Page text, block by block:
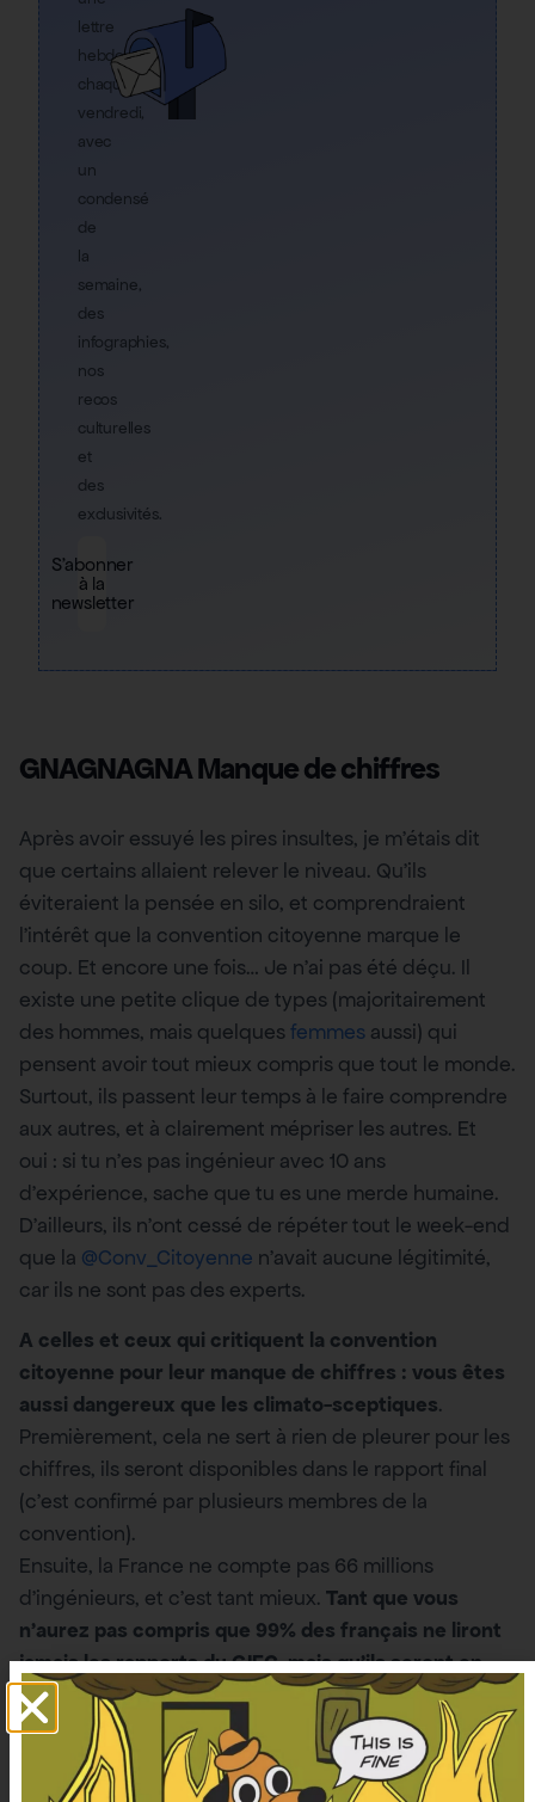
lettre
hebdo
chaque
vendredi,
avec
un
condensé
de
la
semaine,
des
infographies,
nos
recos
culturelles
et
des
exclusivités.
S'abonner
à la
newsletter
GNAGNAGNA Manque de chiffres
Après avoir essuyé les pires insultes, je m’étais dit
que certains allaient relever le niveau. Qu’ils
éviteraient la pensée en silo, et comprendraient
l’intérêt que la convention citoyenne marque le
coup. Et encore une fois… Je n’ai pas été déçu. Il
existe une petite clique de types (majoritairement
des hommes, mais quelquesfemmes aussi) qui
pensent avoir tout mieux compris que tout le monde.
Surtout, ils passent leur temps à le faire comprendre
aux autres, et à clairement mépriser les autres. Et
oui : si tu n’es pas ingénieur avec 10 ans
d’expérience, sache que tu es une merde humaine.
D’ailleurs, ils n’ont cessé de répéter tout le week-end
que la @Conv_Citoyenne n’avait aucune légitimité,
car ils ne sont pas des experts.
A celles et ceux qui critiquent la convention
citoyenne pour leur manque de chiffres : vous êtes
aussi dangereux que les climato-sceptiques.
Premièrement, cela ne sert à rien de pleurer pour les
chiffres, ils seront disponibles dans le rapport final
(c’est confirmé par plusieurs membres de la
convention).
Ensuite, la France ne compte pas 66 millions
d’ingénieurs, et c’est tant mieux. Tant que vous
n’aurez pas compris que 99% des français ne liront
jamais les rapports du GIEC, mais qu’ils seront en
revanche sensibles à des actions symboliques pour
commencer à changer, vous serez dans l’erreur.
Aussi, revenir sur le CETA est hautement symbolique.